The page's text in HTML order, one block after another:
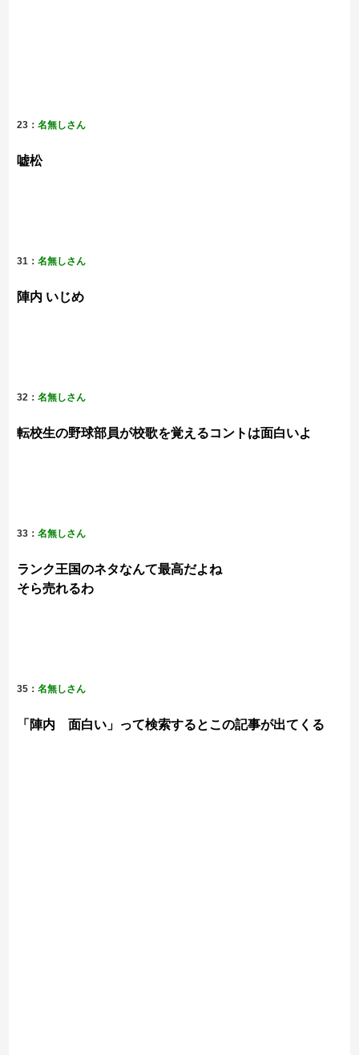
23：名無しさん
嘘松
31：名無しさん
陣内 いじめ
32：名無しさん
転校生の野球部員が校歌を覚えるコントは面白いよ
33：名無しさん
ランク王国のネタなんて最高だよね
そら売れるわ
35：名無しさん
「陣内 面白い」って検索するとこの記事が出てくる